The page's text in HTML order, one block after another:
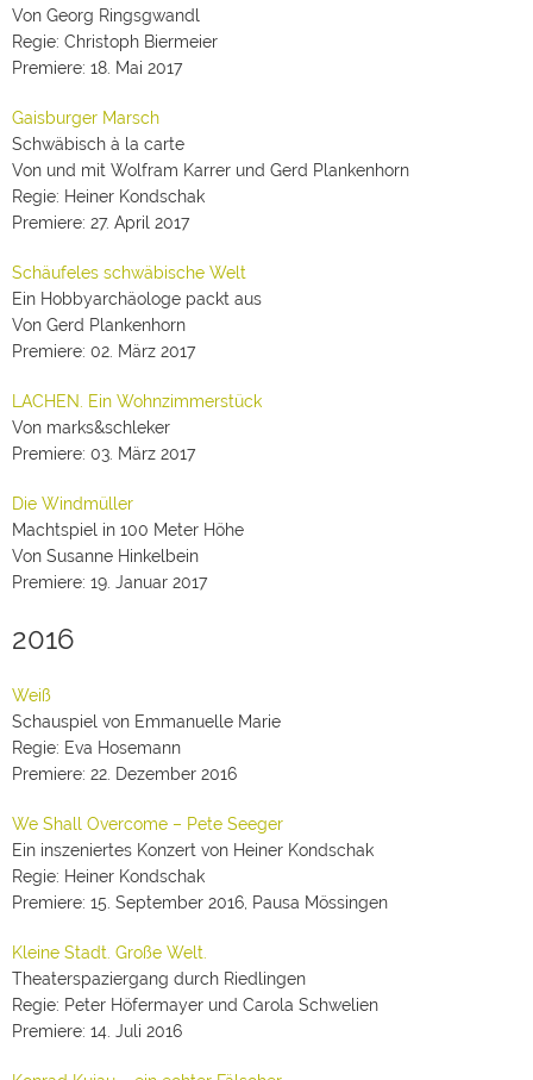
Von Georg Ringsgwandl
Regie: Christoph Biermeier
Premiere: 18. Mai 2017
Gaisburger Marsch
Schwäbisch à la carte
Von und mit Wolfram Karrer und Gerd Plankenhorn
Regie: Heiner Kondschak
Premiere: 27. April 2017
Schäufeles schwäbische Welt
Ein Hobbyarchäologe packt aus
Von Gerd Plankenhorn
Premiere: 02. März 2017
LACHEN. Ein Wohnzimmerstück
Von marks&schleker
Premiere: 03. März 2017
Die Windmüller
Machtspiel in 100 Meter Höhe
Von Susanne Hinkelbein
Premiere: 19. Januar 2017
2016
Weiß
Schauspiel von Emmanuelle Marie
Regie: Eva Hosemann
Premiere: 22. Dezember 2016
We Shall Overcome – Pete Seeger
Ein inszeniertes Konzert von Heiner Kondschak
Regie: Heiner Kondschak
Premiere: 15. September 2016, Pausa Mössingen
Kleine Stadt. Große Welt.
Theaterspaziergang durch Riedlingen
Regie: Peter Höfermayer und Carola Schwelien
Premiere: 14. Juli 2016